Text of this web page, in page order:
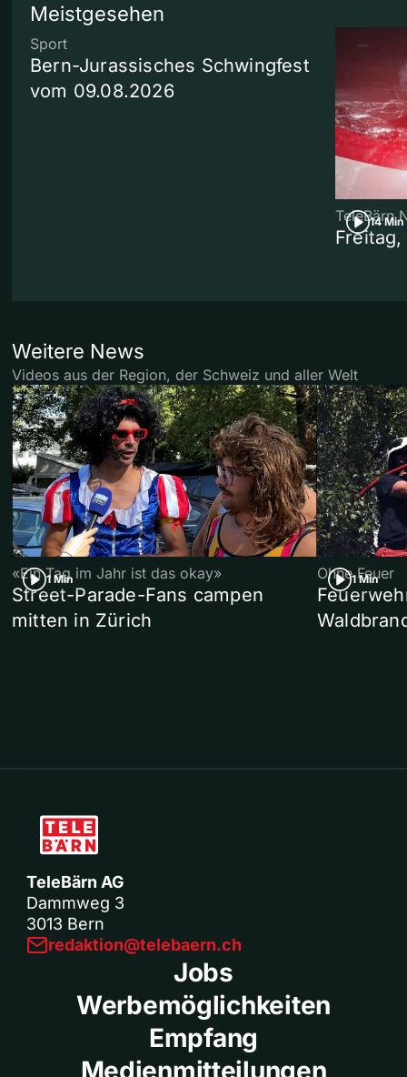
Meistgesehen
Sport
Bern-Jurassisches Schwingfest
vom 09.08.2026
14 Min
TeleBärn
Weitere News
Videos aus der Region, der Schweiz und aller Welt
1 Min
«Ein Tag im Jahr ist das okay»
Street-Parade-Fans campen
mitten in Zürich
1 Min
Ohne Feuer
TeleBärn AG
Dammweg 3
3013 Bern
redaktion@telebaern.ch
Jobs
Werbemöglichkeiten
Empfang
Medienmitteilungen